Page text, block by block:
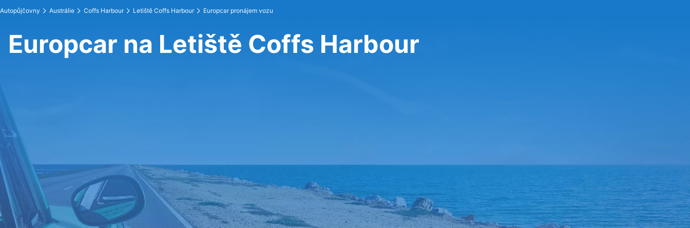
Autopůjčovny Austrálie Coffs Harbour Letiště Coffs Harbour Europcar pronájem vozu
Europcar na Letiště Coffs Harbour